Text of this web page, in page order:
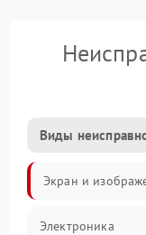
Виды
Экран и
Электроника